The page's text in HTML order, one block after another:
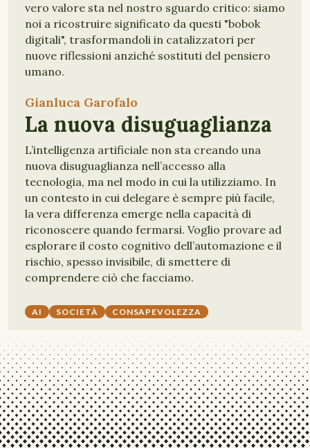
vero valore sta nel nostro sguardo critico: siamo
noi a ricostruire significato da questi "bobok
digitali", trasformandoli in catalizzatori per
nuove riflessioni anziché sostituti del pensiero
umano.
Gianluca Garofalo
La nuova disuguaglianza
L’intelligenza artificiale non sta creando una
nuova disuguaglianza nell’accesso alla
tecnologia, ma nel modo in cui la utilizziamo. In
un contesto in cui delegare è sempre più facile,
la vera differenza emerge nella capacità di
riconoscere quando fermarsi. Voglio provare ad
esplorare il costo cognitivo dell’automazione e il
rischio, spesso invisibile, di smettere di
comprendere ciò che facciamo.
AI SOCIETÀ CONSAPEVOLEZZA